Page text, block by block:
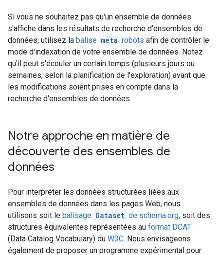
Si vous ne souhaitez pas qu'un ensemble de données
s'affiche dans les résultats de recherche d'ensembles de
données, utilisez la balise meta robots afin de contrôler le
mode d'indexation de votre ensemble de données. Notez
qu'il peut s'écouler un certain temps (plusieurs jours ou
semaines, selon la planification de l'exploration) avant que
les modifications soient prises en compte dans la
recherche d'ensembles de données.
Notre approche en matière de
découverte des ensembles de
données
Pour interpréter les données structurées liées aux
ensembles de données dans les pages Web, nous
utilisons soit le balisage Dataset de schema.org, soit des
structures équivalentes représentées au format DCAT
(Data Catalog Vocabulary) du W3C. Nous envisageons
également de proposer un programme expérimental pour